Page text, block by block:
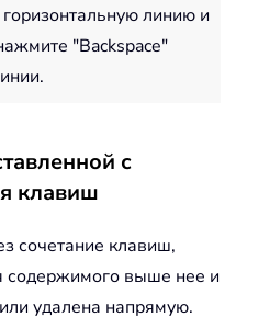
линию и
"Backspace"
с
клавиш
сочетание клавиш,
содержимого выше нее и
удалена напрямую.